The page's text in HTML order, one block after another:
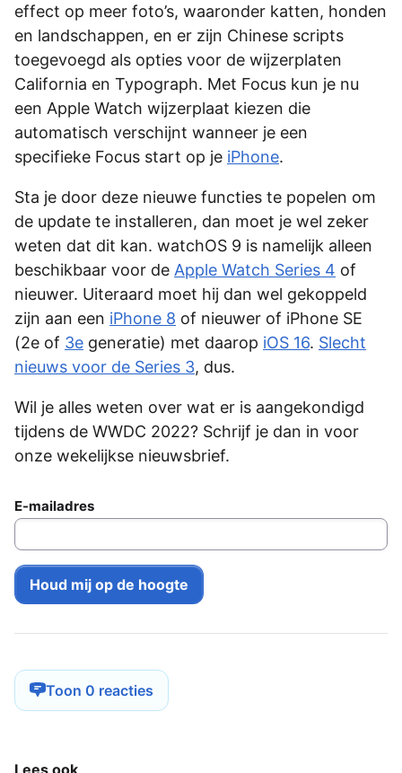
effect op meer foto’s, waaronder katten, honden
en landschappen, en er zijn Chinese scripts
toegevoegd als opties voor de wijzerplaten
California en Typograph. Met Focus kun je nu
een Apple Watch wijzerplaat kiezen die
automatisch verschijnt wanneer je een
specifieke Focus start op je iPhone.
Sta je door deze nieuwe functies te popelen om
de update te installeren, dan moet je wel zeker
weten dat dit kan. watchOS 9 is namelijk alleen
beschikbaar voor de Apple Watch Series 4 of
nieuwer. Uiteraard moet hij dan wel gekoppeld
zijn aan een iPhone 8 of nieuwer of iPhone SE
(2e of 3e generatie) met daarop iOS 16. Slecht
nieuws voor de Series 3, dus.
Wil je alles weten over wat er is aangekondigd
tijdens de WWDC 2022? Schrijf je dan in voor
onze wekelijkse nieuwsbrief.
E-mailadres
Toon 0 reacties
Lees ook